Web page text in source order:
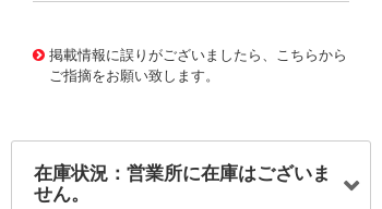
掲載情報に誤りがございましたら、こちらから
ご指摘をお願い致します。
在庫状況：営業所に在庫はございま
せん。